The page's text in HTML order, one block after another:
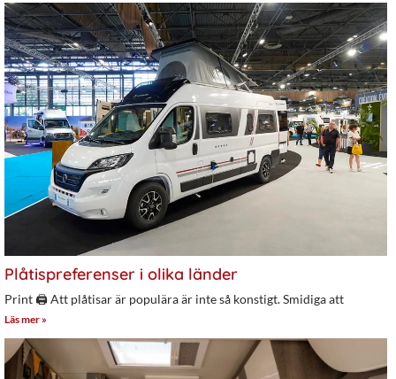
Plåtispreferenser i olika länder
Print 🖨 Att plåtisar är populära är inte så konstigt. Smidiga att
Läs mer »